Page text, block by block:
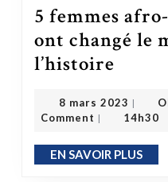
5 femmes
ont changé le
l’histoire
8 mars 2023 8 mars 2023
|
Comment | 14h30
EN SAVOIR PLUSEN SAVOIR PLUS